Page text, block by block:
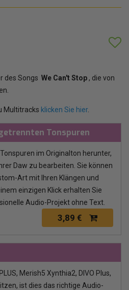
des Songs We Can't Stop , die von
Multitracks klicken Sie hier.
Tonspuren
im Originalton herunter,
Daw zu bearbeiten. Sie können
Art mit Ihren Klängen und
einzigen Klick erhalten Sie
Audio-Projekt ohne Text.
3,89 €
Merish5 Xynthia2, DIVO Plus,
ist dies das richtige Audio-